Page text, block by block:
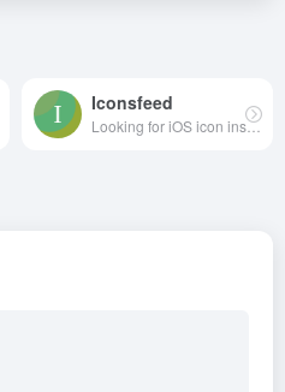
Iconsfeed
Looking for iOS icon inspiration? We bring the iOS icons gallery to you.